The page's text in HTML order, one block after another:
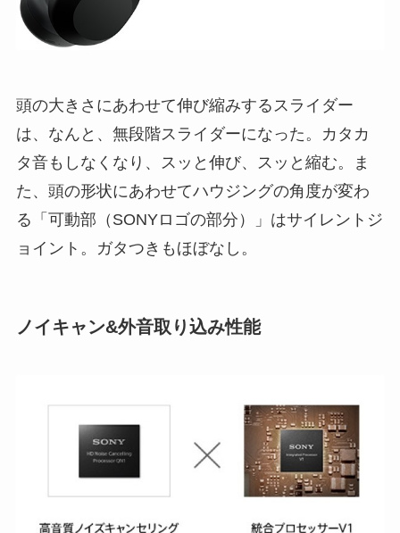
頭の大きさにあわせて伸び縮みするスライダー
は、なんと、無段階スライダーになった。カタカ
タ音もしなくなり、スッと伸び、スッと縮む。ま
た、頭の形状にあわせてハウジングの角度が変わ
る「可動部（SONYロゴの部分）」はサイレントジ
ョイント。ガタつきもほぼなし。
ノイキャン&外音取り込み性能